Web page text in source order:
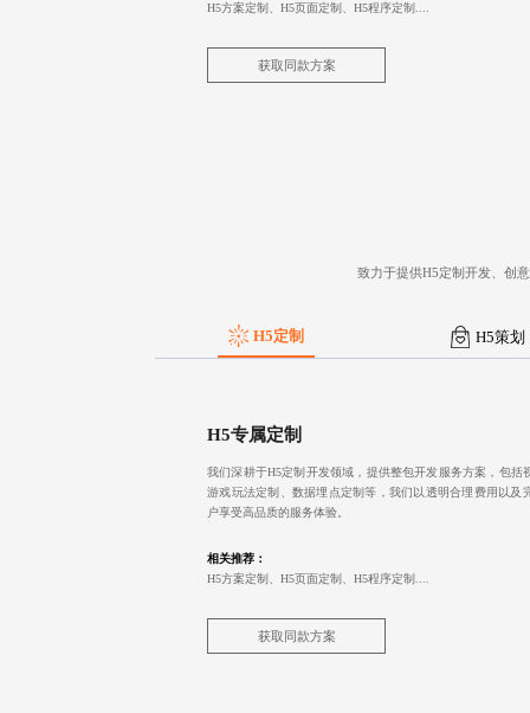
H5方案定制、H5页面定制、H5程序定制....
获取同款方案
致力于提供H5定制开发、创
H5定制 H5策划
H5专属定制
我们深耕于H5定制开发领域，提供整包开发服务方案，包括
游戏玩法定制、数据埋点定制等，我们以透明合理费用以及
户享受高品质的服务体验。
相关推荐：
H5方案定制、H5页面定制、H5程序定制....
获取同款方案